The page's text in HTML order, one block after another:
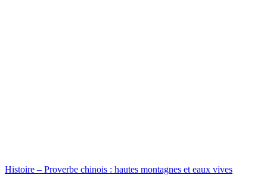
Histoire – Proverbe chinois : hautes montagnes et eaux vives